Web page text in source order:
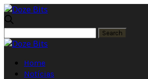
Home
Notícias